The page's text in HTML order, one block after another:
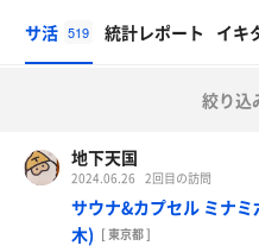
サ活 519 統計レポート イキ
絞り込
地下天国
2024.06.26 2回目の訪問
サウナ&カプセル ミナ
木) [ 東京都 ]